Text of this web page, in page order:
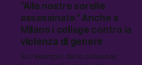
“Alle nostre sorelle
assassinate.” Anche a
Milano i collage contro la
violenza di genere
Sull’esempio delle colleuses